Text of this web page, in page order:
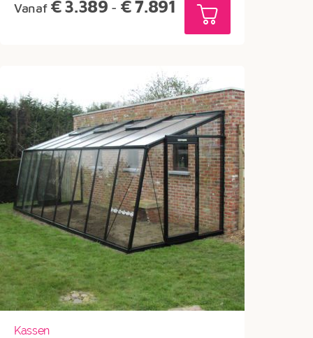
Vanaf €3.389 - €7.891
€3.389
Kassen